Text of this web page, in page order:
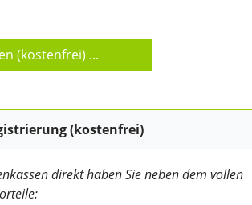
(kostenfrei) ...
(kostenfrei)
direkt haben Sie neben dem vollen